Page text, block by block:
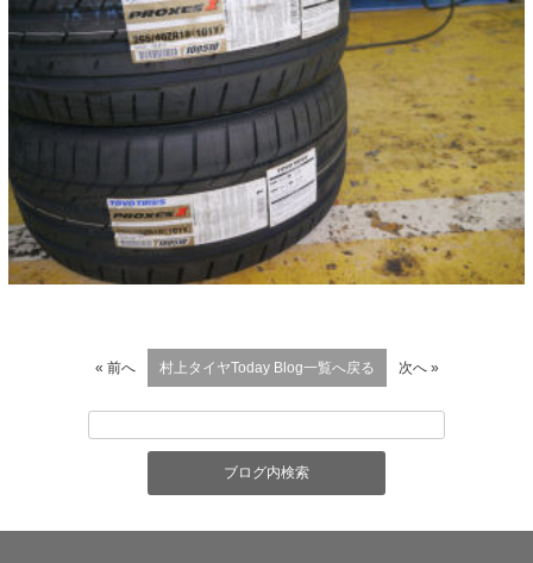
« 前へ 村上タイヤToday Blog一覧へ戻る 次へ »